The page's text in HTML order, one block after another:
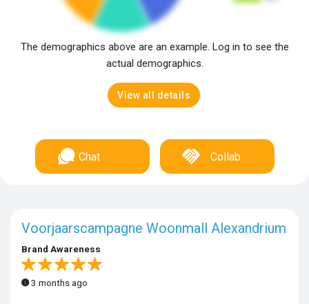
The demographics above are an example. Log in to see the
actual demographics.
View all details
Chat Collab
Voorjaarscampagne Woonmall Alexandrium
Brand Awareness
3 months ago